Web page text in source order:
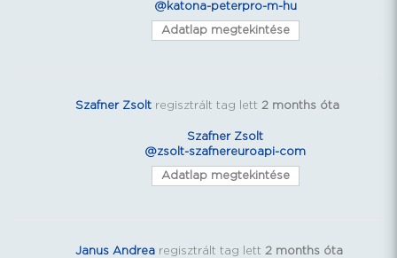
@katona-peterpro-m-hu
Adatlap megtekintése
Szafner Zsolt regisztrált tag lett 2 months óta
Szafner Zsolt
@zsolt-szafnereuroapi-com
Adatlap megtekintése
Janus Andrea regisztrált tag lett 2 months óta